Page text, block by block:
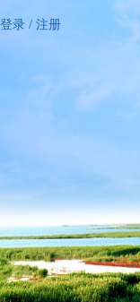
登录 / 注册